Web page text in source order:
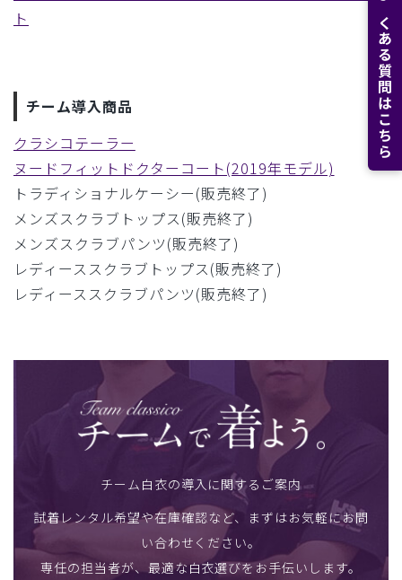
よくある質問はこちら
ト
チーム導入商品
クラシコテーラー
ヌードフィットドクターコート(2019年モデル)
トラディショナルケーシー(販売終了)
メンズスクラブトップス(販売終了)
メンズスクラブパンツ(販売終了)
レディーススクラブトップス(販売終了)
レディーススクラブパンツ(販売終了)
チーム白衣の導入に関するご案内
試着レンタル希望や在庫確認など、まずはお気軽にお問
い合わせください。
専任の担当者が、最適な白衣選びをお手伝いします。